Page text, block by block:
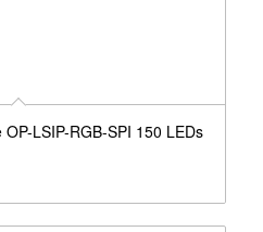
LSIP-RGB-SPI 150 LEDs